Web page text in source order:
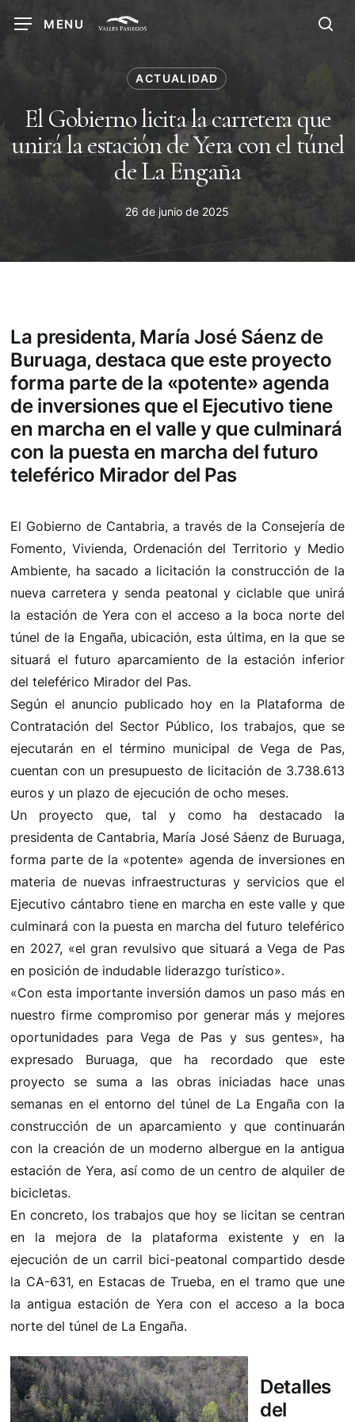
MENU
ACTUALIDAD
El Gobierno licita la carretera que
unirá la estación de Yera con el túnel
de La Engaña
26 de junio de 2025
La presidenta, María José Sáenz de
Buruaga, destaca que este proyecto
forma parte de la «potente» agenda
de inversiones que el Ejecutivo tiene
en marcha en el valle y que culminará
con la puesta en marcha del futuro
teleférico Mirador del Pas
El Gobierno de Cantabria, a través de la Consejería de
Fomento, Vivienda, Ordenación del Territorio y Medio
Ambiente, ha sacado a licitación la construcción de la
nueva carretera y senda peatonal y ciclable que unirá
la estación de Yera con el acceso a la boca norte del
túnel de la Engaña, ubicación, esta última, en la que se
situará el futuro aparcamiento de la estación inferior
del teleférico Mirador del Pas.
Según el anuncio publicado hoy en la Plataforma de
Contratación del Sector Público, los trabajos, que se
ejecutarán en el término municipal de Vega de Pas,
cuentan con un presupuesto de licitación de 3.738.613
euros y un plazo de ejecución de ocho meses.
Un proyecto que, tal y como ha destacado la
presidenta de Cantabria, María José Sáenz de Buruaga,
forma parte de la «potente» agenda de inversiones en
materia de nuevas infraestructuras y servicios que el
Ejecutivo cántabro tiene en marcha en este valle y que
culminará con la puesta en marcha del futuro teleférico
en 2027, «el gran revulsivo que situará a Vega de Pas
en posición de indudable liderazgo turístico».
«Con esta importante inversión damos un paso más en
nuestro firme compromiso por generar más y mejores
oportunidades para Vega de Pas y sus gentes», ha
expresado Buruaga, que ha recordado que este
proyecto se suma a las obras iniciadas hace unas
semanas en el entorno del túnel de La Engaña con la
construcción de un aparcamiento y que continuarán
con la creación de un moderno albergue en la antigua
estación de Yera, así como de un centro de alquiler de
bicicletas.
En concreto, los trabajos que hoy se licitan se centran
en la mejora de la plataforma existente y en la
ejecución de un carril bici-peatonal compartido desde
la CA-631, en Estacas de Trueba, en el tramo que une
la antigua estación de Yera con el acceso a la boca
norte del túnel de La Engaña.
Detalles
del